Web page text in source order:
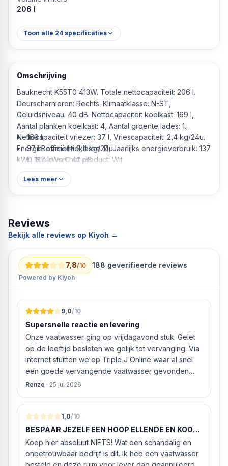
206 l
Toon alle 24 specificaties
Omschrijving
Bauknecht K55T0 413W. Totale nettocapaciteit: 206 l.
Deurscharnieren: Rechts. Klimaatklasse: N-ST,
Geluidsniveau: 40 dB. Nettocapaciteit koelkast: 169 l,
Aantal planken koelkast: 4, Aantal groente lades: 1.
Nettocapaciteit vriezer: 37 l, Vriescapaciteit: 2,4 kg/24u.
Energie-efficiëntieklasse: D, Jaarlijks energieverbruik: 137
kWu. Kleur van het product: Wit
Wit Vrijstaand 206 l
169 l
37 l Boven 4* 2,4 kg/24u
D 137 kWu C 40 dB
Lees meer
Reviews
Bekijk alle reviews op Kiyoh →
7,8/10 188 geverifieerde reviews
Powered by Kiyoh
9,0/10
Supersnelle reactie en levering
Onze vaatwasser ging op vrijdagavond stuk. Gelet
op de leeftijd besloten we gelijk tot vervanging. Via
internet stuitten we op Triple J Online waar al snel
een goede vervangende vaatwasser gevonden
werd. ‘s Ochtends even gebeld met de
geïnstalleerd kan worden. Dit bleek het geval tegen
alleszins concurrente prijzen. De vriendelijke
medewerker gaf aan dat, als we gelijk via de
website gingen bestellen en betalen, hij z’n best
ging doen om ‘s middags nog te leveren. Het
bleken geen loze woorden: om 16.00 uur werd de
Renze · 25 jul 2026
1,0/10
BESPAAR JEZELF EEN HOOP ELLENDE EN KOOP
HIER NIETS!
Koop hier absoluut NIETS! Wat een schandalig en
onbetrouwbaar bedrijf is dit. Ik heb een vaatwasser